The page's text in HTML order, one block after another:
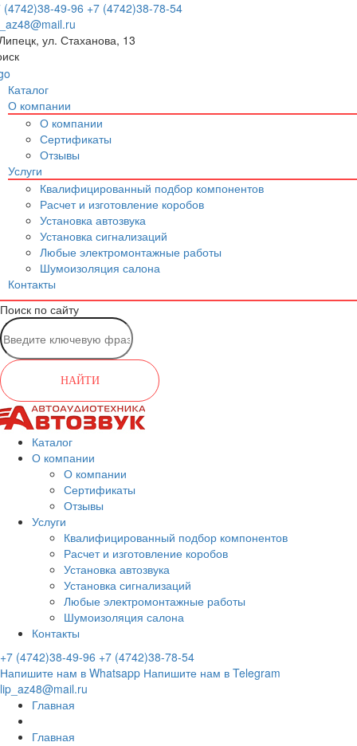
(4742)38-49-96 +7 (4742)38-78-54
ул. Стаханова, 13
Каталог
О компании
О компании
Сертификаты
Отзывы
Услуги
Квалифицированный подбор компонентов
Расчет и изготовление коробов
Установка автозвука
Установка сигнализаций
Любые электромонтажные работы
Шумоизоляция салона
Контакты
Поиск по сайту
НАЙТИ
Каталог
О компании
О компании
Сертификаты
Отзывы
Услуги
Квалифицированный подбор компонентов
Расчет и изготовление коробов
Установка автозвука
Установка сигнализаций
Любые электромонтажные работы
Шумоизоляция салона
Контакты
+7 (4742)38-49-96 +7 (4742)38-78-54
Напишите нам в Whatsapp Напишите нам в Telegram
lip_az48@mail.ru
Главная
Главная